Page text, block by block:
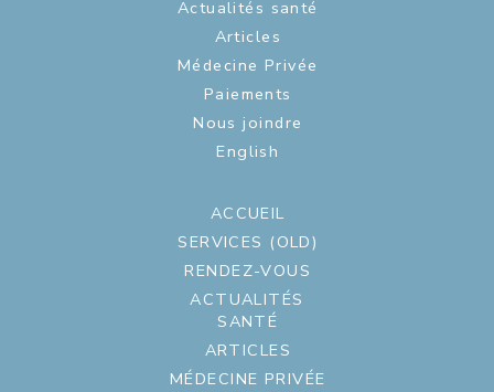
Actualités santé
Articles
Médecine Privée
Paiements
Nous joindre
English
ACCUEIL
SERVICES (OLD)
RENDEZ-VOUS
ACTUALITÉS
SANTÉ
ARTICLES
MÉDECINE PRIVÉE